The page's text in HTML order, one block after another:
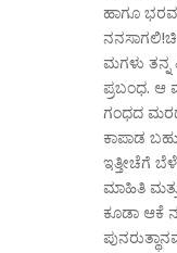
ಹಾಗೂ
ಮಗಳು ತನ್ನ
ಪ್ರಬಂಧ. ಆ
ಗಂಧದ
ಕಾಪಾಡ
ಇತ್ತೀಚೆಗೆ
ಮಾಹಿತಿ
ಕೂಡಾ ಆಕೆ